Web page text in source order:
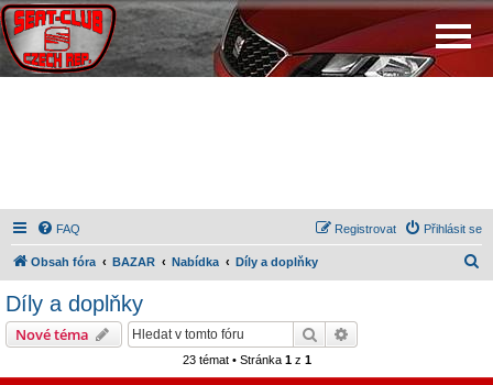
FAQ Přihlásit se
Registrovat
Obsah fóra BAZAR Nabídka Díly a doplňky
Díly a doplňky
Nové téma Hledat
23 témat • Stránka 1z 1